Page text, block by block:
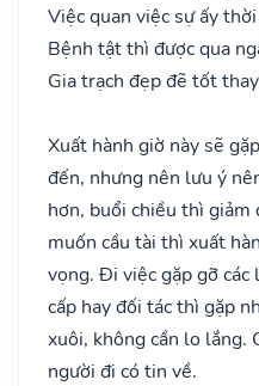
Việc quan việc sự ấy
Bệnh tật thì được qua
Gia trạch đẹp đẽ tốt
Xuất hành giờ này sẽ
đến, nhưng nên lưu ý
hơn, buổi chiều thì
muốn cầu tài thì xuất
vọng. Đi việc gặp gỡ các
cấp hay đối tác thì gặp
xuôi, không cần lo lắng.
người đi có tin về.